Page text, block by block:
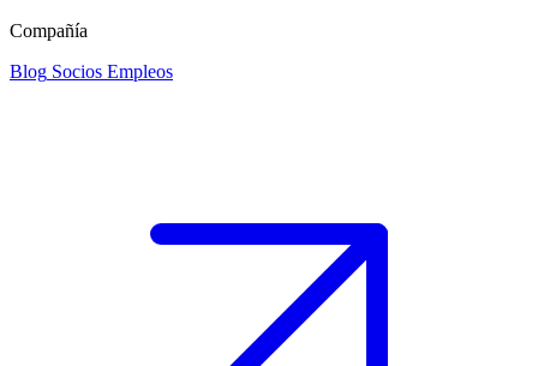
Compañía
Blog Socios Empleos